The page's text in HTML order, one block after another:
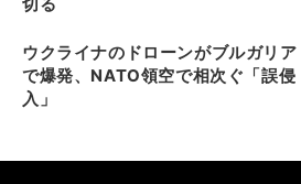
ウクライナのドローンがブルガリア
で爆発、NATO領空で相次ぐ「誤侵
入」